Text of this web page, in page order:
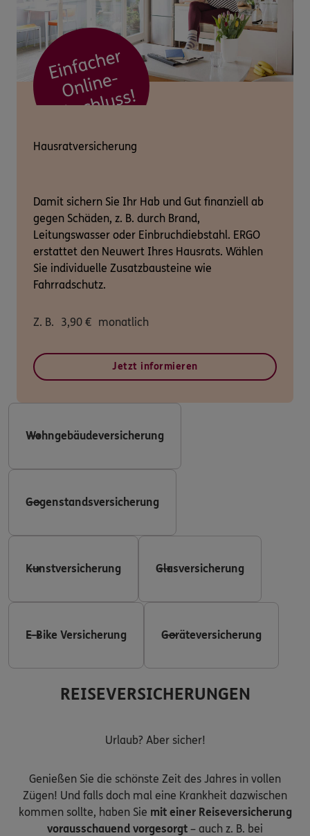
Hausratversicherung
Damit sichern Sie Ihr Hab und Gut finanziell ab
gegen Schäden, z. B. durch Brand,
Leitungswasser oder Einbruchdiebstahl. ERGO
erstattet den Neuwert Ihres Hausrats. Wählen
Sie individuelle Zusatzbausteine wie
Fahrradschutz.
Z. B. 3,90 € monatlich
Jetzt informieren
Wohngebäudeversicherung
Gegenstandsversicherung
Kunstversicherung Glasversicherung
E-Bike Versicherung Geräteversicherung
REISEVERSICHERUNGEN
Urlaub? Aber sicher!
Genießen Sie die schönste Zeit des Jahres in vollen
Zügen! Und falls doch mal eine Krankheit dazwischen
kommen sollte, haben Sie mit einer Reiseversicherung
vorausschauend vorgesorgt – auch z. B. bei